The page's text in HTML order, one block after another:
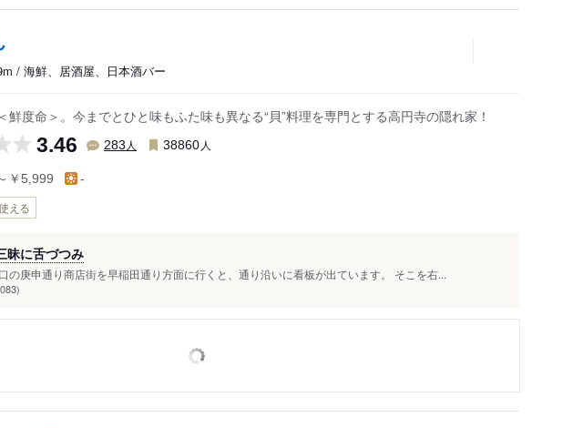
/ 海鮮、居酒屋、日本酒バー
鮮度命＞。今までとひと味もふた味も異なる“貝”料理を専門とする高円寺の隠れ家！
3.46 283 人 38860 人
￥5,999 -
える
昧に舌づつみ
の庚申通り商店街を早稲田通り方面に行くと、通り沿いに看板が出ています。 そこを右...